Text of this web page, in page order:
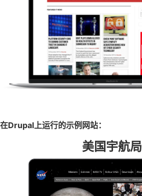
在Drupal上运行的示例网站：
美国宇航局